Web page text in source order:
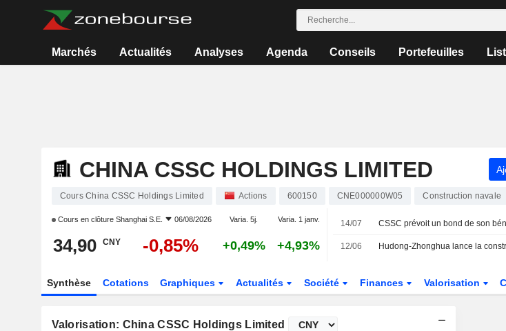
Marchés Actualités Analyses Agenda Conseils Portefeuilles
CHINA CSSC HOLDINGS LIMITED
Cours China CSSC Holdings Limited Actions 600150 CNE000000W05 Construction navale
Cours en clôture Shanghai S.E. 06/08/2026 Varia. 5j. Varia. 1 janv.
34,90 CNY -0,85% +0,49% +4,93%
14/07
12/06 Hudong-Zhonghua lance la
Synthèse Cotations Graphiques Actualités Société Finances Valorisation
Valorisation: China CSSC Holdings Limited